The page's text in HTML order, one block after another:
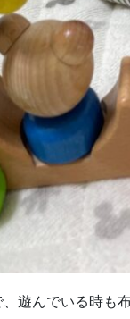
遊んでいる時も